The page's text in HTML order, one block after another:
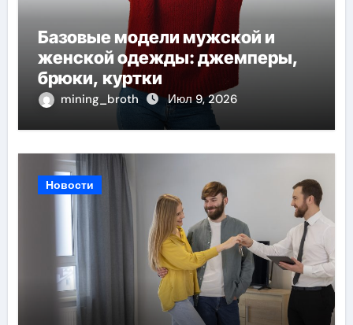
Базовые модели мужской и
женской одежды: джемперы,
брюки, куртки
mining_broth Июл 9, 2026
Новости